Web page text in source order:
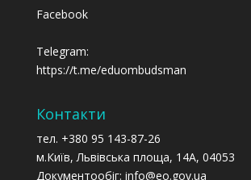
Facebook
Telegram:
https://t.me/eduombudsman
Контакти
тел. +380 95 143-87-26
м.Київ, Львівська площа, 14А, 04053
Документообіг: info@eo.gov.ua